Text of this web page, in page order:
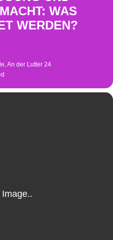
WAS
WERDEN?
, An der Lutter 24